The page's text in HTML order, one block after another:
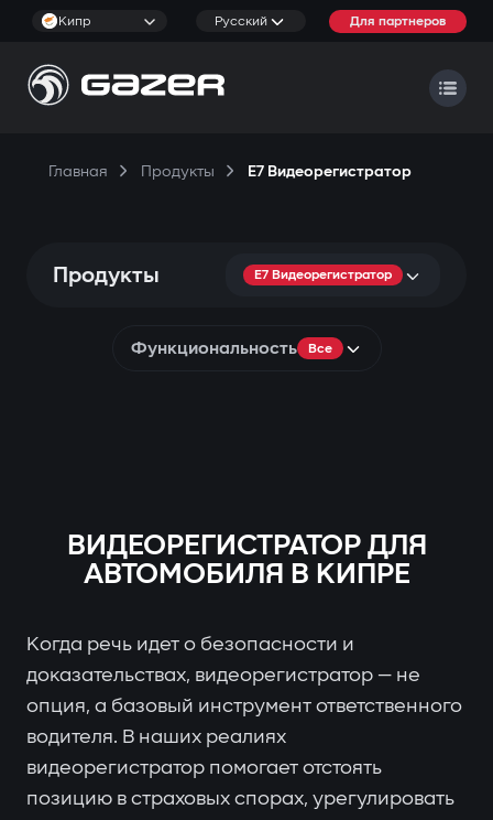
Кипр Русский Для партнеров
Главная Продукты E7 Видеорегистратор
Продукты E7 Видеорегистратор
Функциональность Все
ВИДЕОРЕГИСТРАТОР ДЛЯ
АВТОМОБИЛЯ В КИПРЕ
Когда речь идет о безопасности и
доказательствах, видеорегистратор — не
опция, а базовый инструмент ответственного
водителя. В наших реалиях
видеорегистратор помогает отстоять
позицию в страховых спорах, урегулировать